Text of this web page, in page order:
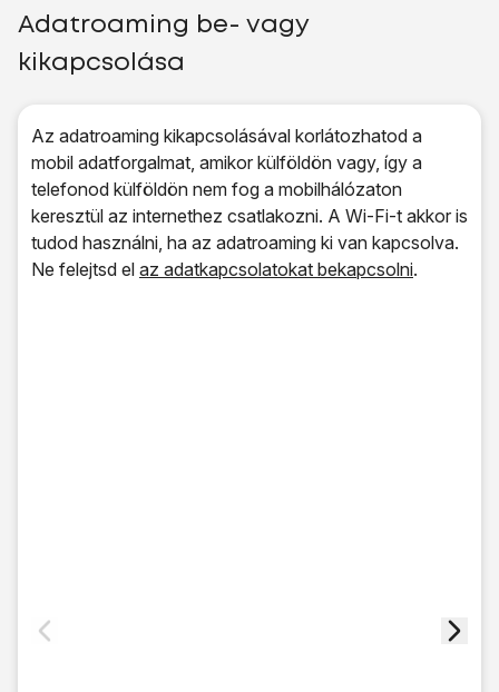
Adatroaming be- vagy
kikapcsolása
Az adatroaming kikapcsolásával korlátozhatod a
mobil adatforgalmat, amikor külföldön vagy, így a
telefonod külföldön nem fog a mobilhálózaton
keresztül az internethez csatlakozni. A Wi-Fi-t akkor is
tudod használni, ha az adatroaming ki van kapcsolva.
Ne felejtsd el az adatkapcsolatokat bekapcsolni.